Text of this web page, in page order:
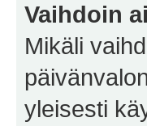
Vaihdoin
Mikäli
yleisesti